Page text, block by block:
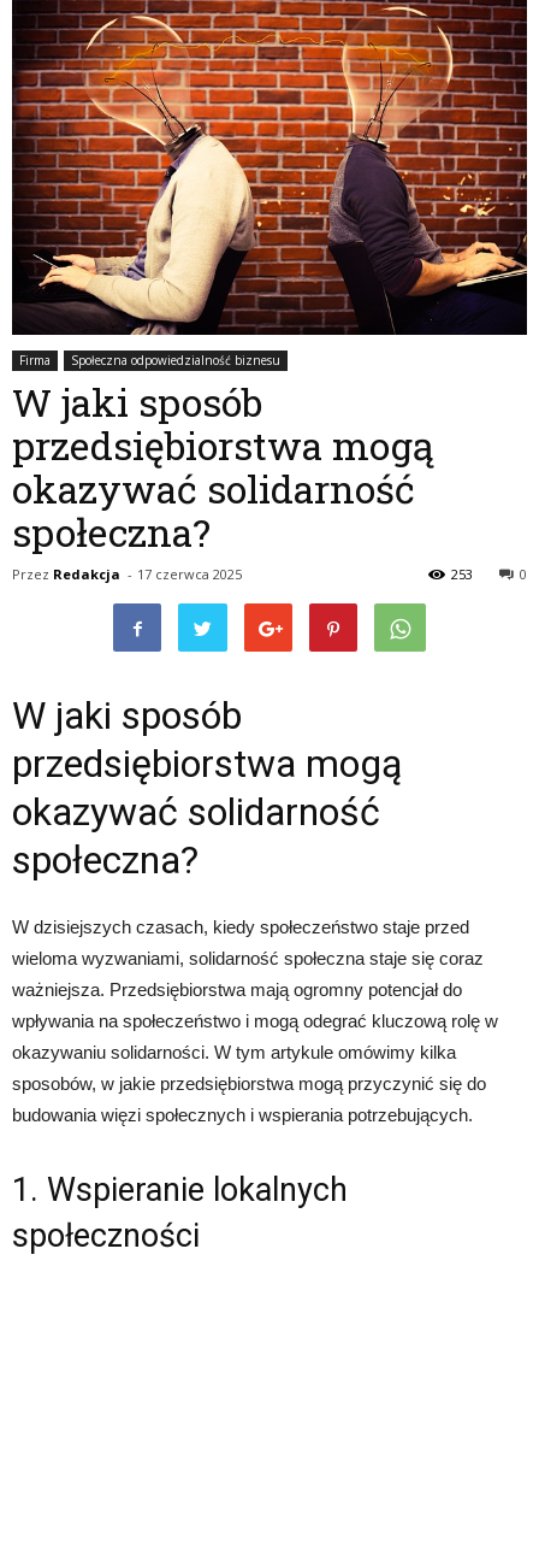
Firma Społeczna odpowiedzialność biznesu
W jaki sposób
przedsiębiorstwa mogą
okazywać solidarność
społeczna?
Przez Redakcja - 17 czerwca 2025 0
253
W jaki sposób
przedsiębiorstwa mogą
okazywać solidarność
społeczna?
W dzisiejszych czasach, kiedy społeczeństwo staje przed
wieloma wyzwaniami, solidarność społeczna staje się coraz
ważniejsza. Przedsiębiorstwa mają ogromny potencjał do
wpływania na społeczeństwo i mogą odegrać kluczową rolę w
okazywaniu solidarności. W tym artykule omówimy kilka
sposobów, w jakie przedsiębiorstwa mogą przyczynić się do
budowania więzi społecznych i wspierania potrzebujących.
1. Wspieranie lokalnych
społeczności